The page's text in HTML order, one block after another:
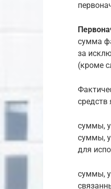
сумма
за
(кроме
средств
суммы,
суммы,
для
суммы,